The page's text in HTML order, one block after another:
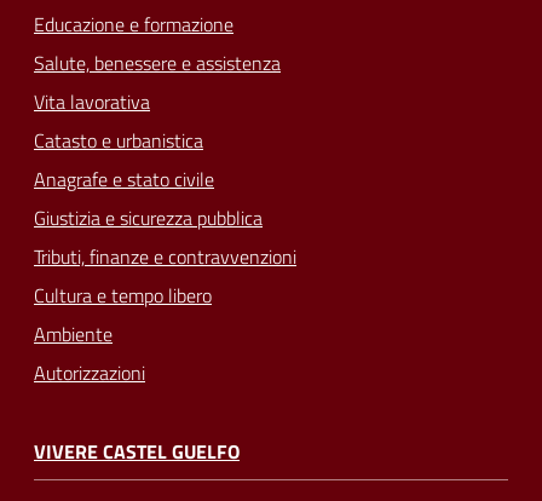
Educazione e formazione
Salute, benessere e assistenza
Vita lavorativa
Catasto e urbanistica
Anagrafe e stato civile
Giustizia e sicurezza pubblica
Tributi, finanze e contravvenzioni
Cultura e tempo libero
Ambiente
Autorizzazioni
VIVERE CASTEL GUELFO